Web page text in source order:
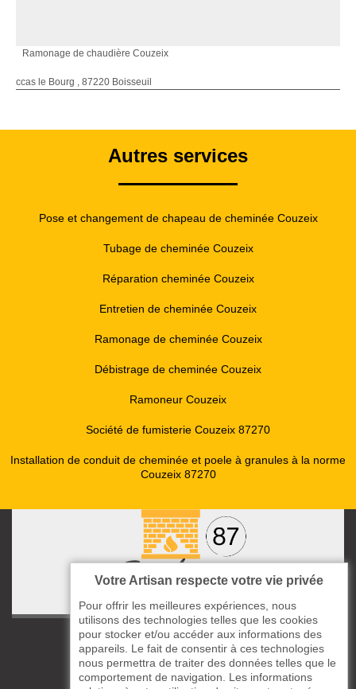
Ramonage de chaudière Couzeix
ccas le Bourg , 87220 Boisseuil
Autres services
Pose et changement de chapeau de cheminée Couzeix
Tubage de cheminée Couzeix
Réparation cheminée Couzeix
Entretien de cheminée Couzeix
Ramonage de cheminée Couzeix
Débistrage de cheminée Couzeix
Ramoneur Couzeix
Société de fumisterie Couzeix 87270
Installation de conduit de cheminée et poele à granules à la norme
Couzeix 87270
ccas le Bourg
87220 Boisseuil
05 33 06 14 49
Votre Artisan respecte votre vie privée
Pour offrir les meilleures expériences, nous
utilisons des technologies telles que les cookies
pour stocker et/ou accéder aux informations des
appareils. Le fait de consentir à ces technologies
nous permettra de traiter des données telles que le
comportement de navigation. Les informations